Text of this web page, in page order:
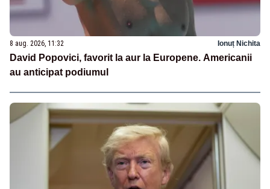
8 aug. 2026, 11:32 Ionuț Nichita
David Popovici, favorit la aur la Europene. Americanii
au anticipat podiumul